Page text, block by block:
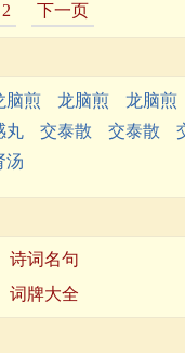
2 下一页
脑煎 龙脑煎 龙脑煎
丸 交泰散 交泰散
汤
诗词名句
词牌大全